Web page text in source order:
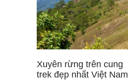
Xuyên rừng trên cung
trek đẹp nhất Việt Nam